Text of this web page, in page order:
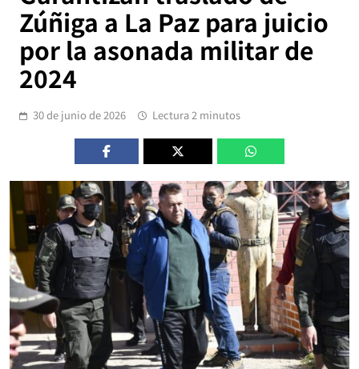
Zúñiga a La Paz para juicio
por la asonada militar de
2024
30 de junio de 2026 Lectura 2 minutos